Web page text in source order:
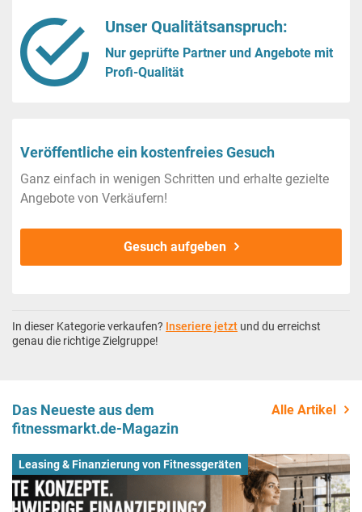
Unser Qualitätsanspruch:
Nur geprüfte Partner und Angebote mit
Profi-Qualität
Veröffentliche ein kostenfreies Gesuch
Ganz einfach in wenigen Schritten und erhalte gezielte
Angebote von Verkäufern!
Gesuch aufgeben
In dieser Kategorie verkaufen? Inseriere jetzt und du erreichst
genau die richtige Zielgruppe!
Das Neueste aus dem
fitnessmarkt.de-Magazin
Alle Artikel
Leasing & Finanzierung von Fitnessgeräten